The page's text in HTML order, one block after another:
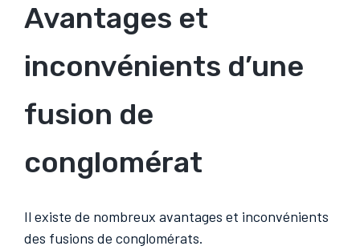
Avantages et
inconvénients d’une
fusion de
conglomérat
Il existe de nombreux avantages et inconvénients
des fusions de conglomérats.